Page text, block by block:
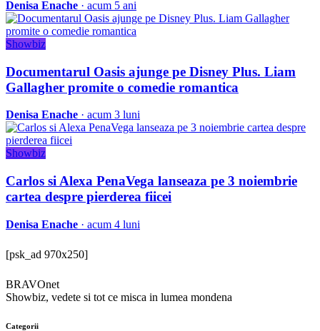
Denisa Enache · acum 5 ani
Showbiz
Documentarul Oasis ajunge pe Disney Plus. Liam
Gallagher promite o comedie romantica
Denisa Enache · acum 3 luni
Showbiz
Carlos si Alexa PenaVega lanseaza pe 3 noiembrie
cartea despre pierderea fiicei
Denisa Enache · acum 4 luni
[psk_ad 970x250]
BRAVOnet
Showbiz, vedete si tot ce misca in lumea mondena
Categorii